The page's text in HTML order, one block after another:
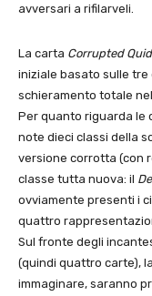
avversari a rifilarveli.
La carta Corrupted
iniziale basato sulle
schieramento totale
Per quanto riguarda le
note dieci classi della
versione corrotta (con
classe tutta nuova: il
ovviamente presenti i
quattro
Sul fronte degli
(quindi quattro carte), la
immaginare, saranno